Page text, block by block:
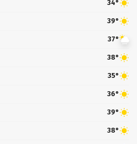
34°
39°
37°
38°
35°
36°
39°
38°